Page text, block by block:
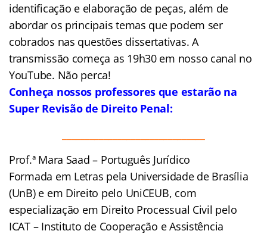
identificação e elaboração de peças, além de
abordar os principais temas que podem ser
cobrados nas questões dissertativas. A
transmissão começa as 19h30 em nosso canal no
YouTube. Não perca!
Conheça nossos professores que estarão na
Super Revisão de Direito Penal:
Prof.ª Mara Saad – Português Jurídico
Formada em Letras pela Universidade de Brasília
(UnB) e em Direito pelo UniCEUB, com
especialização em Direito Processual Civil pelo
ICAT – Instituto de Cooperação e Assistência